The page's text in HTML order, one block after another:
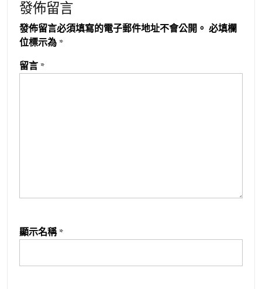
發佈留言
發佈留言必須填寫的電子郵件地址不會公開。 必填欄
位標示為 *
留言 *
顯示名稱 *